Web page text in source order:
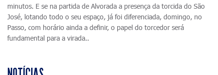
minutos. E se na partida de Alvorada a presença da torcida do São
José, lotando todo o seu espaço, já foi diferenciada, domingo, no
Passo, com horário ainda a definir, o papel do torcedor será
fundamental para a virada..